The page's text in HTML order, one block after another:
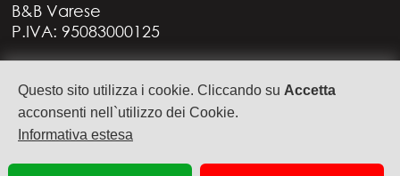
Questo sito utilizza i cookie. Cliccando su Accetta
acconsenti nell`utilizzo dei Cookie.
Informativa estesa
B&B Varese
P.IVA: 95083000125
21949 CASTRONNO (VA)
+39 335 6088957
info@bbvarese.it